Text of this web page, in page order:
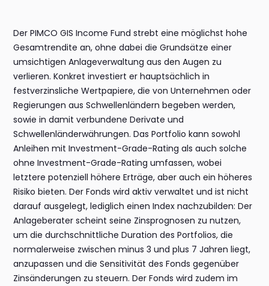
Der PIMCO GIS Income Fund strebt eine möglichst hohe
Gesamtrendite an, ohne dabei die Grundsätze einer
umsichtigen Anlageverwaltung aus den Augen zu
verlieren. Konkret investiert er hauptsächlich in
festverzinsliche Wertpapiere, die von Unternehmen oder
Regierungen aus Schwellenländern begeben werden,
sowie in damit verbundene Derivate und
Schwellenländerwährungen. Das Portfolio kann sowohl
Anleihen mit Investment-Grade-Rating als auch solche
ohne Investment-Grade-Rating umfassen, wobei
letztere potenziell höhere Erträge, aber auch ein höheres
Risiko bieten. Der Fonds wird aktiv verwaltet und ist nicht
darauf ausgelegt, lediglich einen Index nachzubilden: Der
Anlageberater scheint seine Zinsprognosen zu nutzen,
um die durchschnittliche Duration des Portfolios, die
normalerweise zwischen minus 3 und plus 7 Jahren liegt,
anzupassen und die Sensitivität des Fonds gegenüber
Zinsänderungen zu steuern. Der Fonds wird zudem im